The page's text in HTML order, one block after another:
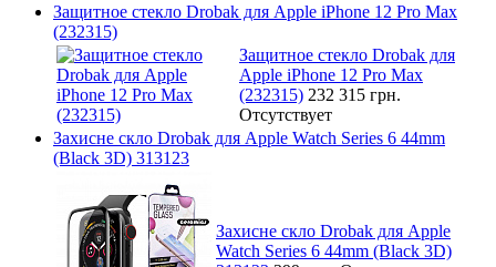
Защитное стекло Drobak для Apple iPhone 12 Pro Max
(232315)
Защитное стекло Drobak для
Apple iPhone 12 Pro Max
(232315) 232 315 грн.
Отсутствует
Захисне скло Drobak для Apple Watch Series 6 44mm
(Black 3D) 313123
Захисне скло Drobak для Apple
Watch Series 6 44mm (Black 3D)